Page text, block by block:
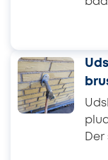
Der